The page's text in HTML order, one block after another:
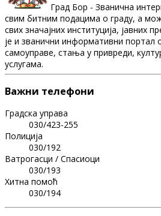
Град Бор - Званична
свим битним подацима о граду, а
свих значајних институција, јавних
је и званични информативни портал
самоуправе, стања у привреди,
услугама.
Важни телефони
Градска управа
030/423-255
Полиција
030/192
Ватрогасци / Спасиоци
030/193
Хитна помоћ
030/194